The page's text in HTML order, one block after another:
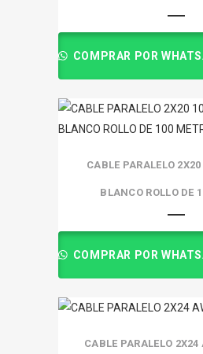
COMPRAR POR
CABLE PARALELO
BLANCO ROLLO DE
COMPRAR POR
CABLE PARALELO